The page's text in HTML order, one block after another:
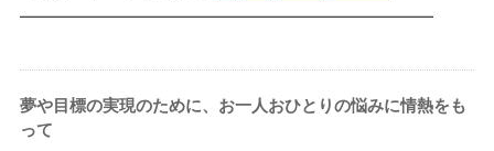
━━━━━━━━━━━━━━━━━━━━━━━━━
夢や目標の実現のために、お一人おひとりの悩みに情熱をも
って